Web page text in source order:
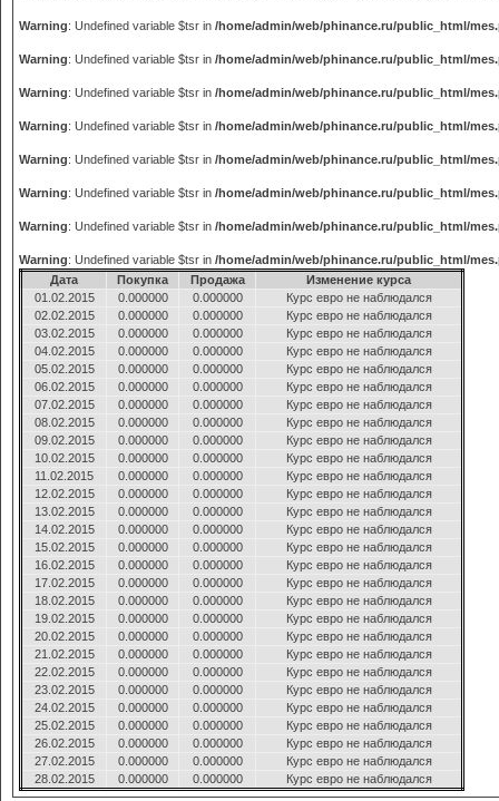
Warning: Undefined variable $tsr in /home/admin/web/phinance.ru/public_html/
Warning: Undefined variable $tsr in /home/admin/web/phinance.ru/public_html/
Warning: Undefined variable $tsr in /home/admin/web/phinance.ru/public_html/
Warning: Undefined variable $tsr in /home/admin/web/phinance.ru/public_html/
Warning: Undefined variable $tsr in /home/admin/web/phinance.ru/public_html/
Warning: Undefined variable $tsr in /home/admin/web/phinance.ru/public_html/
Warning: Undefined variable $tsr in /home/admin/web/phinance.ru/public_html/
Warning: Undefined variable $tsr in /home/admin/web/phinance.ru/public_html/
Дата
Покупка Продажа
Изменение курса
01.02.2015
0.000000 0.000000
Курс евро не наблюдался
02.02.2015
0.000000 0.000000
Курс евро не наблюдался
03.02.2015
0.000000 0.000000
Курс евро не наблюдался
04.02.2015
0.000000 0.000000
Курс евро не наблюдался
05.02.2015
0.000000 0.000000
Курс евро не наблюдался
06.02.2015
0.000000 0.000000
Курс евро не наблюдался
07.02.2015
0.000000 0.000000
Курс евро не наблюдался
08.02.2015
0.000000 0.000000
Курс евро не наблюдался
09.02.2015
0.000000 0.000000
Курс евро не наблюдался
10.02.2015
0.000000 0.000000
Курс евро не наблюдался
11.02.2015
0.000000 0.000000
Курс евро не наблюдался
12.02.2015
0.000000 0.000000
Курс евро не наблюдался
13.02.2015
0.000000 0.000000
Курс евро не наблюдался
14.02.2015
0.000000 0.000000
Курс евро не наблюдался
15.02.2015
0.000000 0.000000
Курс евро не наблюдался
16.02.2015
0.000000 0.000000
Курс евро не наблюдался
17.02.2015
0.000000 0.000000
Курс евро не наблюдался
18.02.2015
0.000000 0.000000
Курс евро не наблюдался
19.02.2015
0.000000 0.000000
Курс евро не наблюдался
20.02.2015
0.000000 0.000000
Курс евро не наблюдался
21.02.2015
0.000000 0.000000
Курс евро не наблюдался
22.02.2015
0.000000 0.000000
Курс евро не наблюдался
23.02.2015
0.000000 0.000000
Курс евро не наблюдался
24.02.2015
0.000000 0.000000
Курс евро не наблюдался
25.02.2015
0.000000 0.000000
Курс евро не наблюдался
26.02.2015
0.000000 0.000000
Курс евро не наблюдался
27.02.2015
0.000000 0.000000
Курс евро не наблюдался
28.02.2015
0.000000 0.000000 Курс евро не наблюдался